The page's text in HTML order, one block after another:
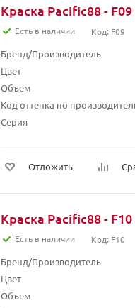
Краска Pacific88 -
Есть в наличии Код: F09
Бренд/Производитель
Цвет
Объем
Код оттенка по
Серия
Отложить
Краска Pacific88 -
Есть в наличии Код: F10
Бренд/Производитель
Цвет
Объем